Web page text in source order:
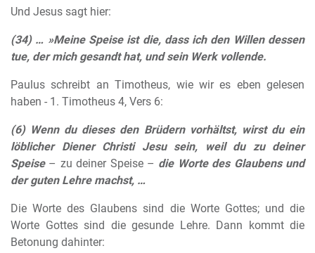
Und Jesus sagt hier:
(34) … »Meine Speise ist die, dass ich den Willen dessen
tue, der mich gesandt hat, und sein Werk vollende.
Paulus schreibt an Timotheus, wie wir es eben gelesen
haben - 1. Timotheus 4, Vers 6:
(6) Wenn du dieses den Brüdern vorhältst, wirst du ein
löblicher Diener Christi Jesu sein, weil du zu deiner
Speise– zu deiner Speise – die Worte des Glaubens und
der guten Lehre machst, …
Die Worte des Glaubens sind die Worte Gottes; und die
Worte Gottes sind die gesunde Lehre. Dann kommt die
Betonung dahinter: